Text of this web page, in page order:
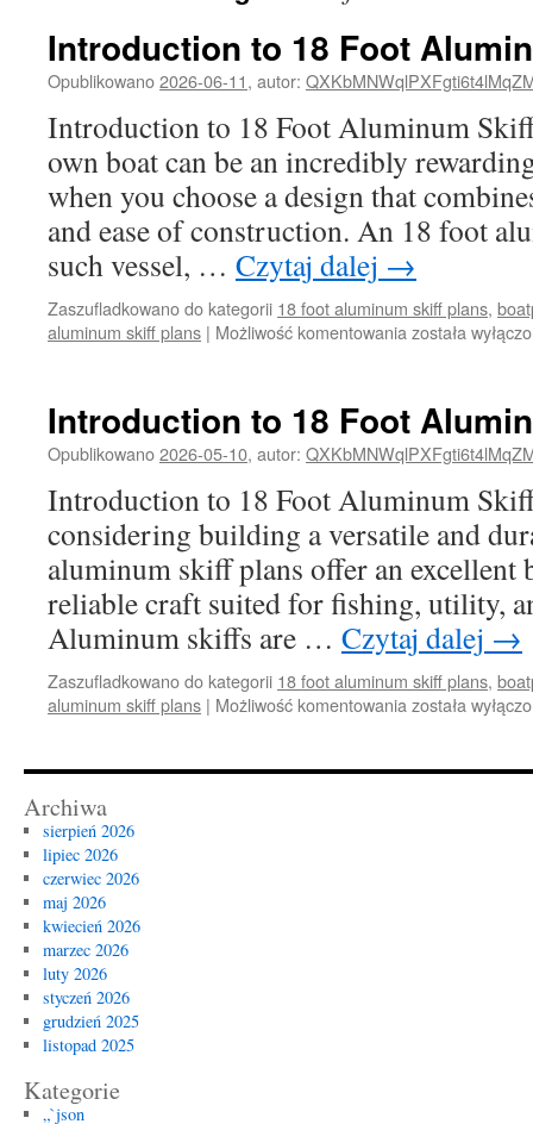
Introduction to 18 Foot
Opublikowano2026-06-11, autor:
Introduction to 18 Foot Aluminum
own boat can be an incredibly
when you choose a design that
and ease of construction. An 18 foot
such vessel, … Czytaj dalej →
Zaszufladkowano do kategorii 18 foot aluminum skiff plans,
aluminum skiff plans | Możliwość komentowania Introduction
Aluminum
Skiff
została
Introduction to 18 Foot
Opublikowano2026-05-10, autor:
Introduction to 18 Foot Aluminum
considering building a versatile and
aluminum skiff plans offer an
reliable craft suited for fishing, utility,
Aluminum skiffs are … Czytaj dalej →
Zaszufladkowano do kategorii 18 foot aluminum skiff plans,
aluminum skiff plans | Możliwość komentowania Introduction
Foot
została
Archiwa
sierpień 2026
lipiec 2026
czerwiec 2026
maj 2026
kwiecień 2026
marzec 2026
luty 2026
styczeń 2026
grudzień 2025
listopad 2025
Kategorie
„`json